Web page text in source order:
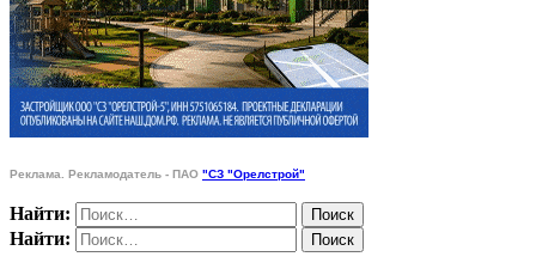
Реклама. Рекламодатель - ПАО "СЗ "Орелстрой"
Найти:
Найти: